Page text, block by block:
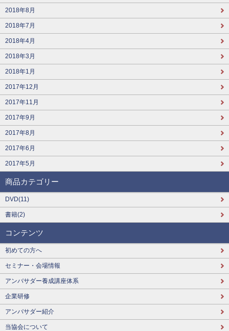
2018年8月
2018年7月
2018年4月
2018年3月
2018年1月
2017年12月
2017年11月
2017年9月
2017年8月
2017年6月
2017年5月
商品カテゴリー
DVD(11)
書籍(2)
コンテンツ
初めての方へ
セミナー・会場情報
アンバサダー養成講座体系
企業研修
アンバサダー紹介
当協会について